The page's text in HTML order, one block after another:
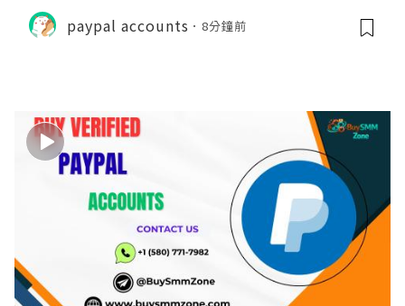
paypal accounts 8分鐘前